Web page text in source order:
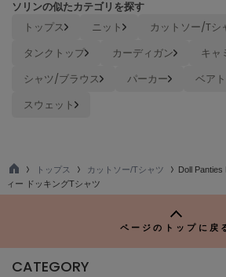
オン
オニツカ タイガー
ORGUE
オル
Philly chocolate
ソリンの似たカテゴリを探す
トップス ニット カットソー/Tシ
タンクトップ
カーディガン
キャ
シャツ/ブラウス
パーカー
ベア
スウェット
TO
P
トップス カットソー/Tシャツ
Doll
ィー ドッキングTシャツ
ページのトップに戻
CATEGORY